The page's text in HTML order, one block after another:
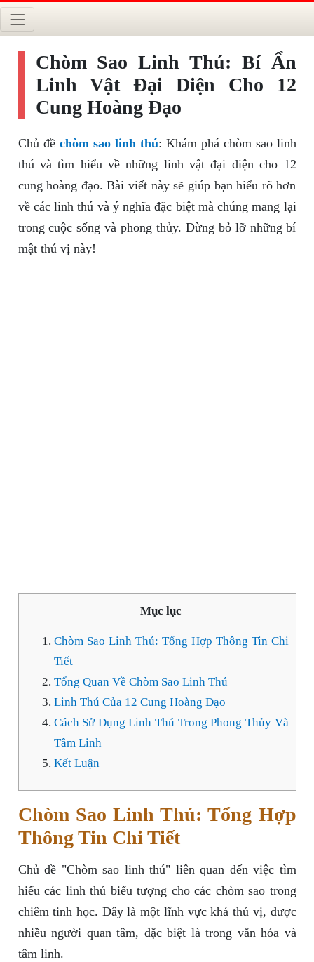
Chòm Sao Linh Thú: Bí Ẩn
Linh Vật Đại Diện Cho 12
Cung Hoàng Đạo
Chủ đề chòm sao linh thú: Khám phá chòm sao linh
thú và tìm hiểu về những linh vật đại diện cho 12
cung hoàng đạo. Bài viết này sẽ giúp bạn hiểu rõ hơn
về các linh thú và ý nghĩa đặc biệt mà chúng mang lại
trong cuộc sống và phong thủy. Đừng bỏ lỡ những bí
mật thú vị này!
Mục lục
Chòm Sao Linh Thú: Tổng Hợp Thông Tin Chi
Tiết
Tổng Quan Về Chòm Sao Linh Thú
Linh Thú Của 12 Cung Hoàng Đạo
Cách Sử Dụng Linh Thú Trong Phong Thủy Và
Tâm Linh
Kết Luận
Chòm Sao Linh Thú: Tổng Hợp
Thông Tin Chi Tiết
Chủ đề "Chòm sao linh thú" liên quan đến việc tìm
hiểu các linh thú biểu tượng cho các chòm sao trong
chiêm tinh học. Đây là một lĩnh vực khá thú vị, được
nhiều người quan tâm, đặc biệt là trong văn hóa và
tâm linh.